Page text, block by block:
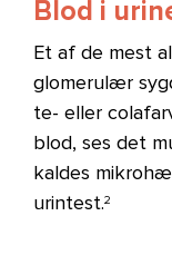
Blod i
Et af de mest
glomerulær
te- eller
blod, ses det
kaldes
urintest.2